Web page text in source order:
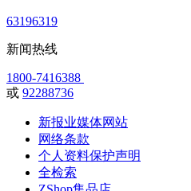
63196319
新闻热线
1800-7416388
或 92288736
新报业媒体网站
网络条款
个人资料保护声明
全检索